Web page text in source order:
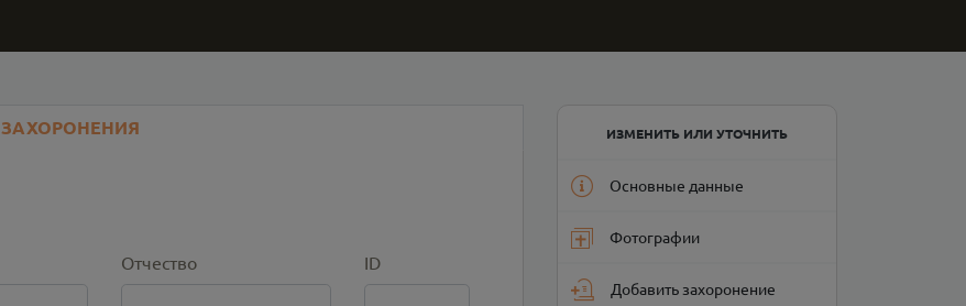
ЗАХОРОНЕНИЯ
Отчество ID
ИЗМЕНИТЬ ИЛИ УТОЧНИТЬ
Основные данные
Фотографии
Добавить захоронение